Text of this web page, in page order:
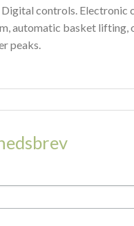
controls.
automatic basket
peaks.